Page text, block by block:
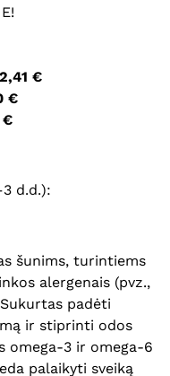
2,41 €
€
€
d.d.):
šunims, turintiems
alergenais (pvz.,
padėti
ir stiprinti odos
omega-3 ir omega-6
palaikyti sveiką